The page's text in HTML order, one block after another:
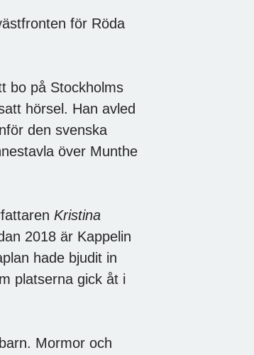
för Röda
bo på Stockholms
hörsel. Han avled
den svenska
över Munthe
Kristina
2018 är Kappelin
hade bjudit in
platserna gick åt i
Mormor och